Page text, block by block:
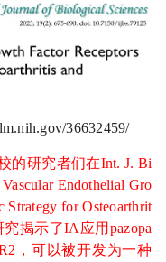
36632459/
的研究者们在Int. J. Bi
Endothelial Gro
Strategy for Osteoarthrit
究揭示了IA应用pazopa
，可以被开发为一种